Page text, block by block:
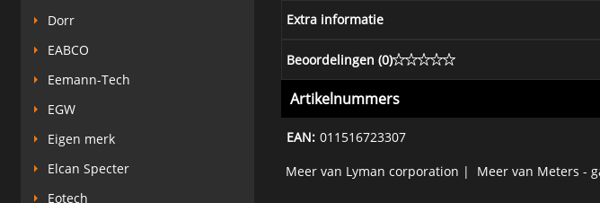
Dorr
EABCO
Eemann-Tech
EGW
Eigen merk
Elcan Specter
Eotech
Extra informatie
Beoordelingen (0)
Artikelnummers
EAN: 011516723307
Meer van Lyman corporation | Meer van Meters -